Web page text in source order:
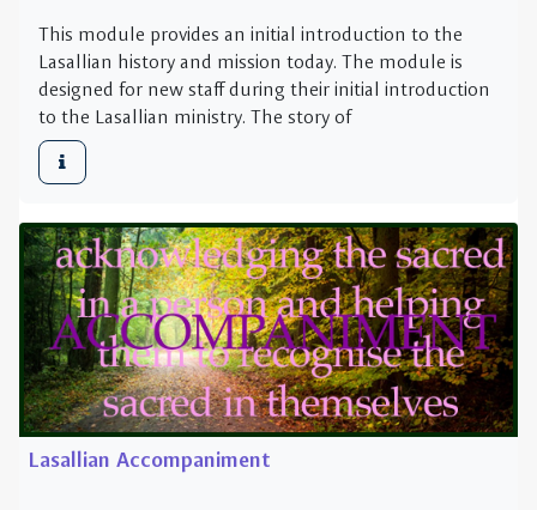
Lasallian Accompaniment